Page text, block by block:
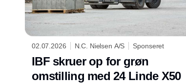
02.07.2026 N.C. Nielsen A/S Sponseret
IBF skruer op for grøn
omstilling med 24 Linde X50